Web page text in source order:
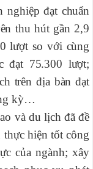
nghiệp đạt chuẩn
thu hút gần 2,9
lượt so với cùng
đạt 75.300 lượt;
trên địa bàn đạt
kỳ…
và du lịch đã đề
thực hiện tốt công
của ngành; xây